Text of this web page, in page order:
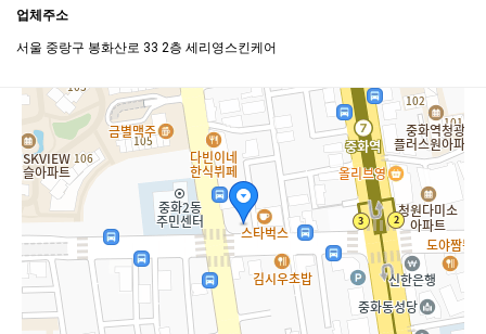
업체주소
서울 중랑구 봉화산로 33 2층 세리영스킨케어